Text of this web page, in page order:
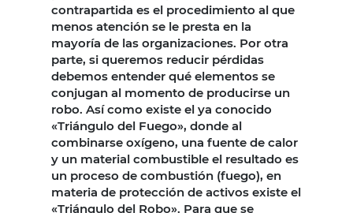
contrapartida es el procedimiento al que
menos atención se le presta en la
mayoría de las organizaciones. Por otra
parte, si queremos reducir pérdidas
debemos entender qué elementos se
conjugan al momento de producirse un
robo. Así como existe el ya conocido
«Triángulo del Fuego», donde al
combinarse oxígeno, una fuente de calor
y un material combustible el resultado es
un proceso de combustión (fuego), en
materia de protección de activos existe el
«Triángulo del Robo». Para que se